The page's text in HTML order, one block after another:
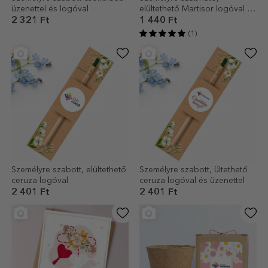
üzenettel és logóval
2 321 Ft
elültethető Martisor logóval és
üzenettel
1 440 Ft
(1)
Személyre szabott, elültethető
ceruza logóval
2 401 Ft
Személyre szabott, ültethető
ceruza logóval és üzenettel
2 401 Ft